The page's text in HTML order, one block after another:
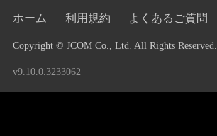
ホーム 利用規約 よくあるご質問
Copyright © JCOM Co., Ltd. All Rights Reserved.
v9.10.0.3233062